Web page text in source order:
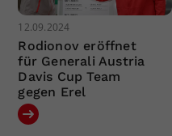
12.09.2024
Rodionov eröffnet
für Generali Austria
Davis Cup Team
gegen Erel